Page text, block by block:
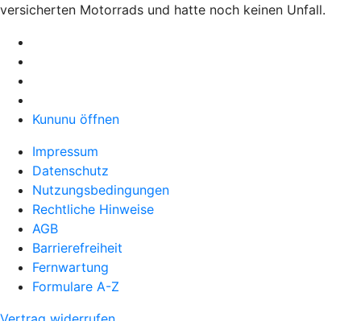
versicherten Motorrads und hatte noch keinen Unfall.
Kununu öffnen
Impressum
Datenschutz
Nutzungsbedingungen
Rechtliche Hinweise
AGB
Barrierefreiheit
Fernwartung
Formulare A-Z